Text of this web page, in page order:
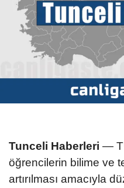
Tunceli Haberleri —
öğrencilerin bilime ve
artırılması amacıyla